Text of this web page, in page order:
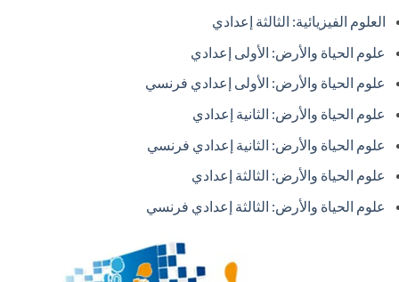
العلوم الفيزيائية: الثالثة إعدادي
علوم الحياة والأرض: الأولى إعدادي
علوم الحياة والأرض: الأولى إعدادي فرنسي
علوم الحياة والأرض: الثانية إعدادي
علوم الحياة والأرض: الثانية إعدادي فرنسي
علوم الحياة والأرض: الثالثة إعدادي
علوم الحياة والأرض: الثالثة إعدادي فرنسي